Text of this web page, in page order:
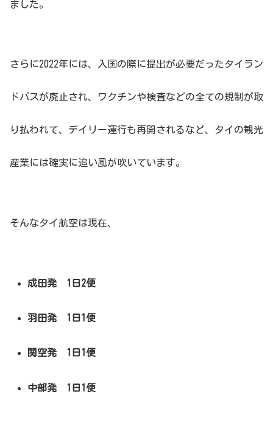
ました。
さらに2022年には、入国の際に提出が必要だったタイラン
ドパスが廃止され、ワクチンや検査などの全ての規制が取
り払われて、デイリー運行も再開されるなど、タイの観光
産業には確実に追い風が吹いています。
そんなタイ航空は現在、
成田発 1日2便
羽田発 1日1便
関空発 1日1便
中部発 1日1便